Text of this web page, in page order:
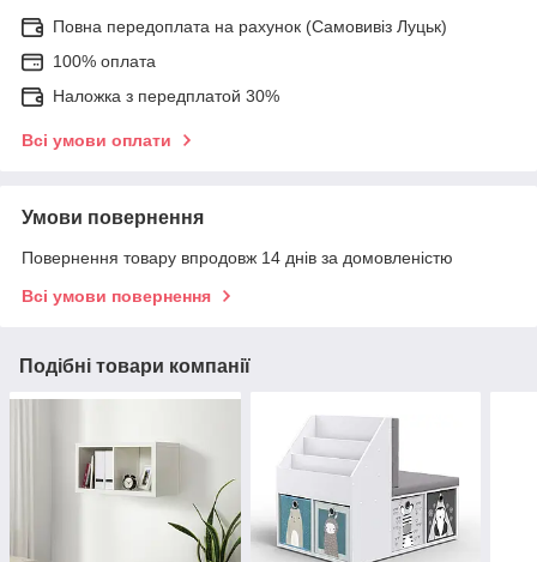
Повна передоплата на рахунок (Самовивіз Луцьк)
100% оплата
Наложка з передплатой 30%
Всі умови оплати
Умови повернення
Повернення товару впродовж 14 днів за домовленістю
Всі умови повернення
Подібні товари компанії